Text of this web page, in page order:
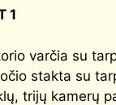
1
varčia su
stakta su
trijų kamerų